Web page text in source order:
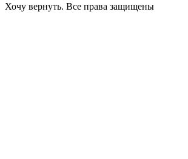
Хочу вернуть. Все права защищены